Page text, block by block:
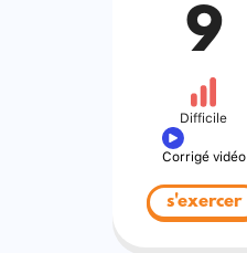
9
Difficile
Corrigé vidéo
s'exercer